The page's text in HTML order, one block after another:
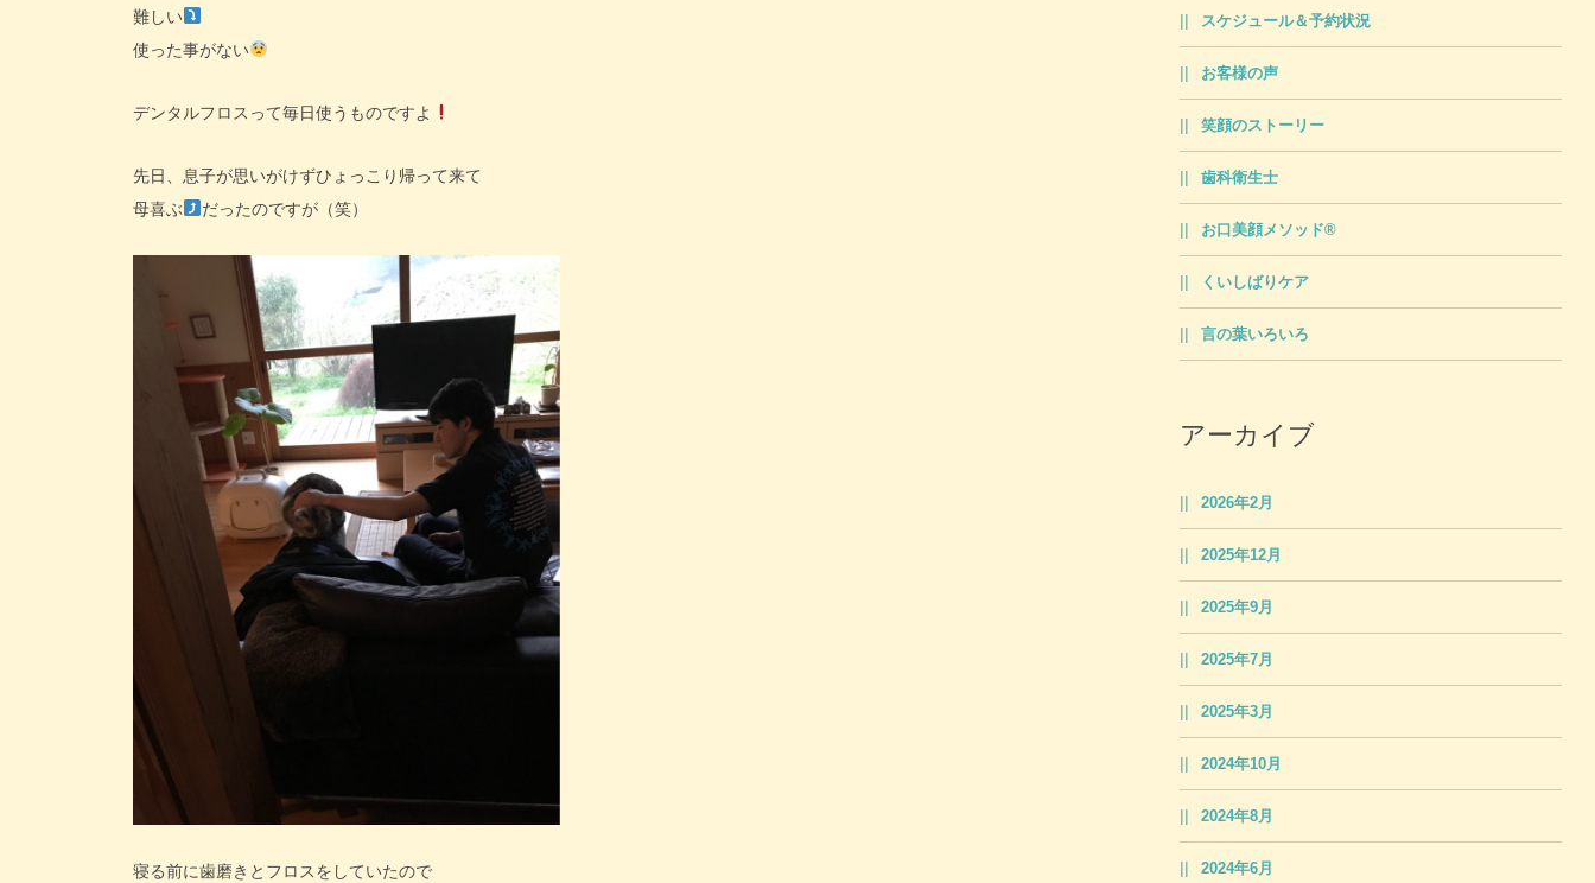
難しい
使った事がない
デンタルフロスって毎日使うものですよ
先日、息子が思いがけずひょっこり帰って来て
母喜ぶ
だったのですが（笑）
寝る前に歯磨きとフロスをしていたので
スケジュール＆予約状況
お客様の声
笑顔のストーリー
歯科衛生士
お口美顔メソッド®
くいしばりケア
言の葉いろいろ
アーカイブ
2026年2月
2025年12月
2025年9月
2025年7月
2025年3月
2024年10月
2024年8月
2024年6月